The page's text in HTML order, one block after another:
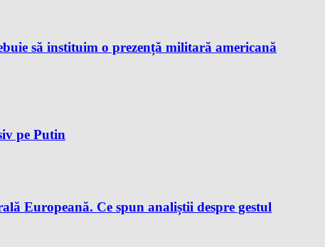
să instituim o prezență militară americană
pe Putin
Europeană. Ce spun analiștii despre gestul